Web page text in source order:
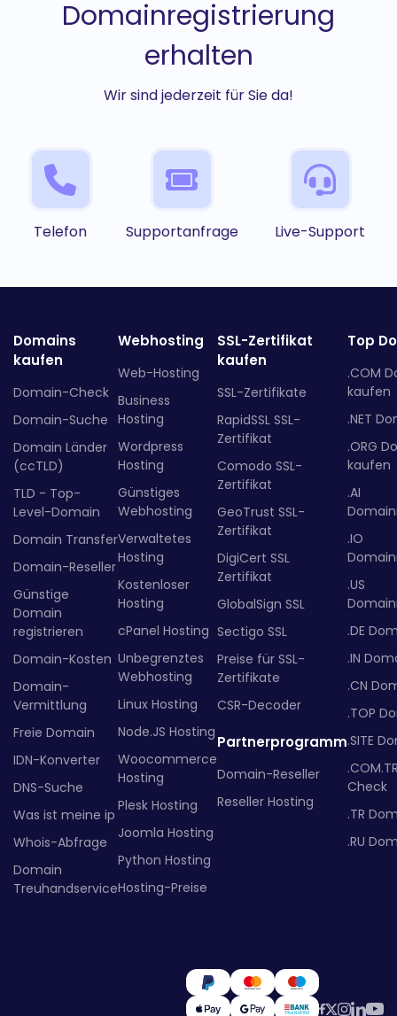
Domainregistrierung
erhalten
Wir sind jederzeit für Sie da!
Telefon Supportanfrage Live-Support
Domains
kaufen
Domain-Check
Domain-Suche
Domain Länder
(ccTLD)
TLD - Top-
Level-Domain
Domain Transfer
Domain-Reseller
Günstige
Domain
registrieren
Domain-Kosten
Domain-
Vermittlung
Freie Domain
IDN-Konverter
DNS-Suche
Was ist meine ip
Whois-Abfrage
Domain
Treuhandservice
Webhosting
Web-Hosting
Business
Hosting
Wordpress
Hosting
Günstiges
Webhosting
Verwaltetes
Hosting
Kostenloser
Hosting
cPanel Hosting
Unbegrenztes
Webhosting
Linux Hosting
Node.JS Hosting
Woocommerce
Hosting
Plesk Hosting
Joomla Hosting
Python Hosting
Hosting-Preise
SSL-Zertifikat
kaufen
SSL-Zertifikate
RapidSSL SSL-
Zertifikat
Comodo SSL-
Zertifikat
GeoTrust SSL-
Zertifikat
DigiCert SSL
Zertifikat
GlobalSign SSL
Sectigo SSL
Preise für SSL-
Zertifikate
CSR-Decoder
Partnerprogramm
Domain-Reseller
Reseller Hosting
Top
.COM
kaufen
.NET
.ORG
kaufen
.AI
.IO
.US
.DE
.IN
.CN
.TOP
.SITE
Check
.TR
.RU